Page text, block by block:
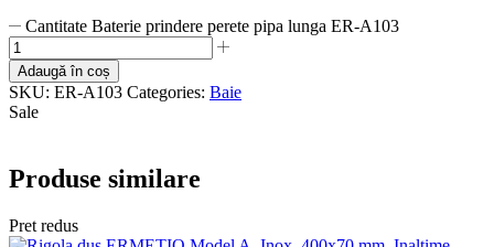
Cantitate Baterie prindere perete pipa lunga ER-A103
Adaugă în coș
SKU: ER-A103 Categories: Baie
Sale
Produse similare
Pret redus